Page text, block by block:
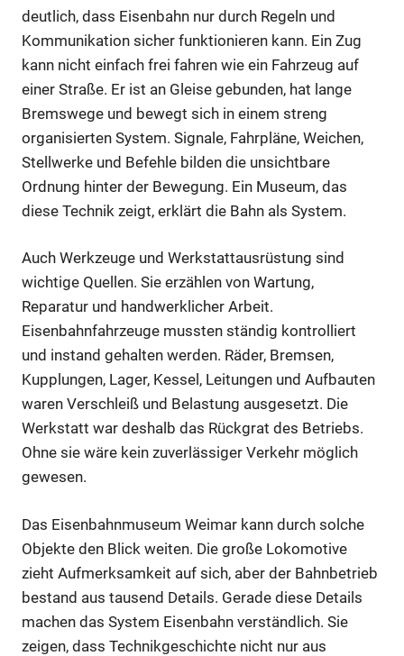
deutlich, dass Eisenbahn nur durch Regeln und
Kommunikation sicher funktionieren kann. Ein Zug
kann nicht einfach frei fahren wie ein Fahrzeug auf
einer Straße. Er ist an Gleise gebunden, hat lange
Bremswege und bewegt sich in einem streng
organisierten System. Signale, Fahrpläne, Weichen,
Stellwerke und Befehle bilden die unsichtbare
Ordnung hinter der Bewegung. Ein Museum, das
diese Technik zeigt, erklärt die Bahn als System.
Auch Werkzeuge und Werkstattausrüstung sind
wichtige Quellen. Sie erzählen von Wartung,
Reparatur und handwerklicher Arbeit.
Eisenbahnfahrzeuge mussten ständig kontrolliert
und instand gehalten werden. Räder, Bremsen,
Kupplungen, Lager, Kessel, Leitungen und Aufbauten
waren Verschleiß und Belastung ausgesetzt. Die
Werkstatt war deshalb das Rückgrat des Betriebs.
Ohne sie wäre kein zuverlässiger Verkehr möglich
gewesen.
Das Eisenbahnmuseum Weimar kann durch solche
Objekte den Blick weiten. Die große Lokomotive
zieht Aufmerksamkeit auf sich, aber der Bahnbetrieb
bestand aus tausend Details. Gerade diese Details
machen das System Eisenbahn verständlich. Sie
zeigen, dass Technikgeschichte nicht nur aus